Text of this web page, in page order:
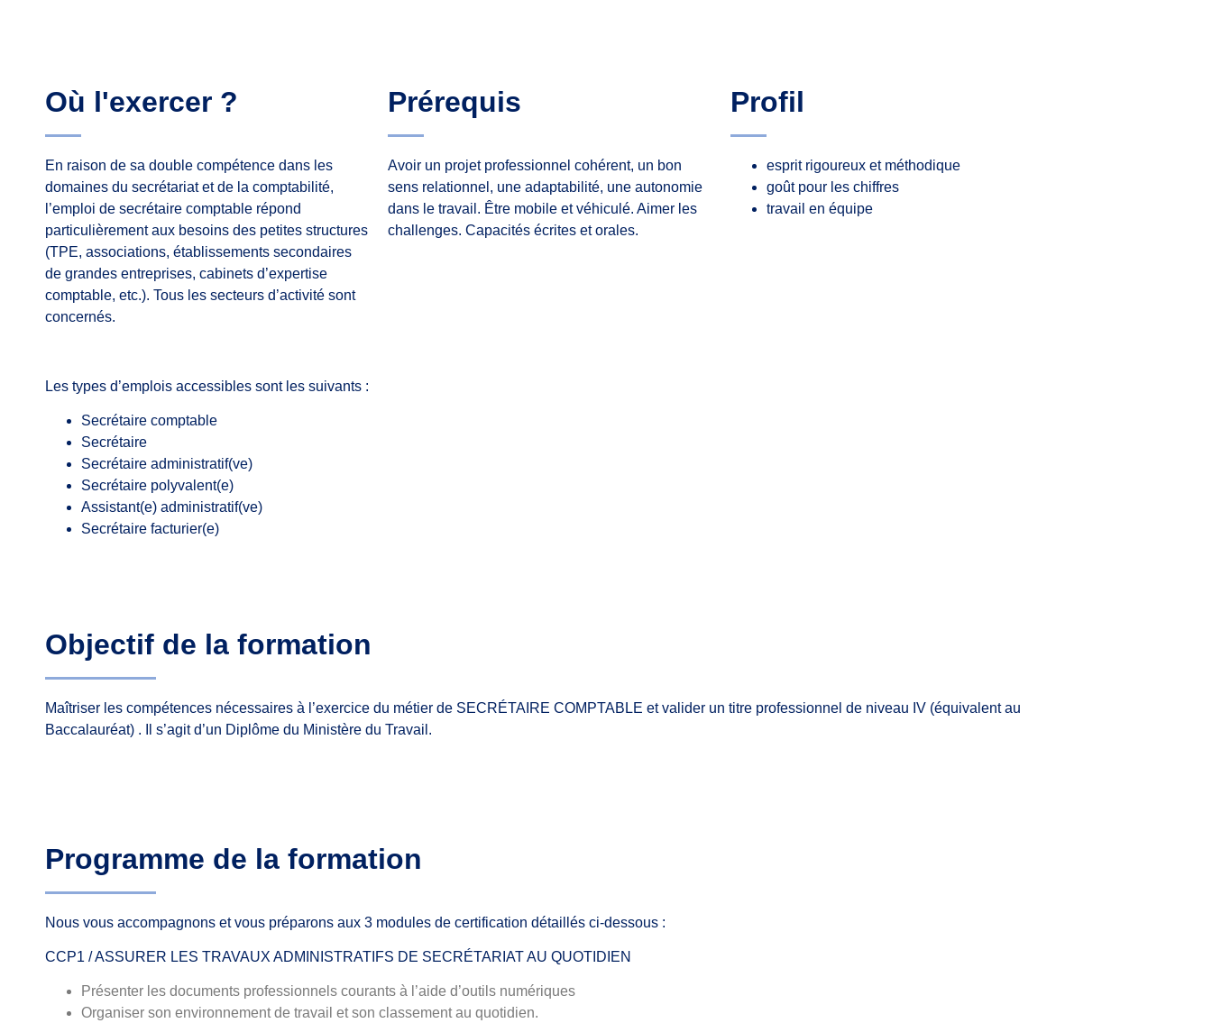
Où l'exercer ?
En raison de sa double compétence dans les
domaines du secrétariat et de la comptabilité,
l’emploi de secrétaire comptable répond
particulièrement aux besoins des petites structures
(TPE, associations, établissements secondaires
de grandes entreprises, cabinets d’expertise
comptable, etc.). Tous les secteurs d’activité sont
concernés.
Les types d’emplois accessibles sont les suivants :
Secrétaire comptable
Secrétaire
Secrétaire administratif(ve)
Secrétaire polyvalent(e)
Assistant(e) administratif(ve)
Secrétaire facturier(e)
Prérequis
Avoir un projet professionnel cohérent, un bon
sens relationnel, une adaptabilité, une autonomie
dans le travail. Être mobile et véhiculé. Aimer les
challenges. Capacités écrites et orales.
Profil
esprit rigoureux et méthodique
goût pour les chiffres
travail en équipe
Objectif de la formation
Maîtriser les compétences nécessaires à l’exercice du métier de SECRÉTAIRE COMPTABLE et valider un titre professionnel de niveau IV (équivalent au
Baccalauréat) . Il s’agit d’un Diplôme du Ministère du Travail.
Programme de la formation
Nous vous accompagnons et vous préparons aux 3 modules de certification détaillés ci-dessous :
CCP1 / ASSURER LES TRAVAUX ADMINISTRATIFS DE SECRÉTARIAT AU QUOTIDIEN
Présenter les documents professionnels courants à l’aide d’outils numériques
Organiser son environnement de travail et son classement au quotidien.